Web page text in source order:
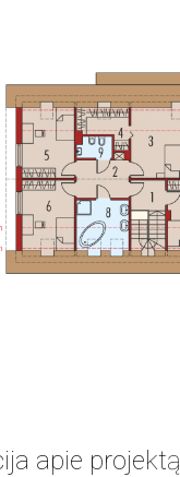
apie projektą